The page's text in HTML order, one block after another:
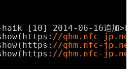
[10] 2014-06-16追加
//qhm.nfc-
//qhm.nfc-
//qhm.nfc-